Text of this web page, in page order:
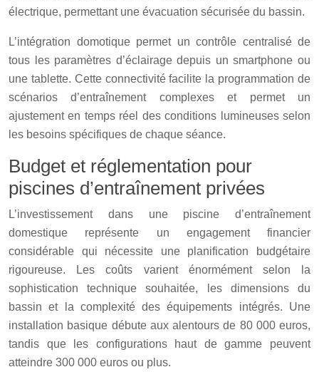
électrique, permettant une évacuation sécurisée du bassin.
L’intégration domotique permet un contrôle centralisé de
tous les paramètres d’éclairage depuis un smartphone ou
une tablette. Cette connectivité facilite la programmation de
scénarios d’entraînement complexes et permet un
ajustement en temps réel des conditions lumineuses selon
les besoins spécifiques de chaque séance.
Budget et réglementation pour
piscines d’entraînement privées
L’investissement dans une piscine d’entraînement
domestique représente un engagement financier
considérable qui nécessite une planification budgétaire
rigoureuse. Les coûts varient énormément selon la
sophistication technique souhaitée, les dimensions du
bassin et la complexité des équipements intégrés. Une
installation basique débute aux alentours de 80 000 euros,
tandis que les configurations haut de gamme peuvent
atteindre 300 000 euros ou plus.